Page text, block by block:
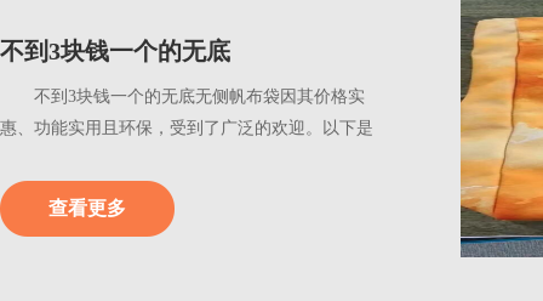
不到3块钱一个的无底
不到3块钱一个的无底无侧帆布袋因其价格实
惠、功能实用且环保，受到了广泛的欢迎。以下是
查看更多